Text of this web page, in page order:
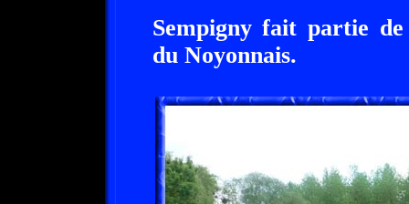
Sempigny fait partie
du Noyonnais.